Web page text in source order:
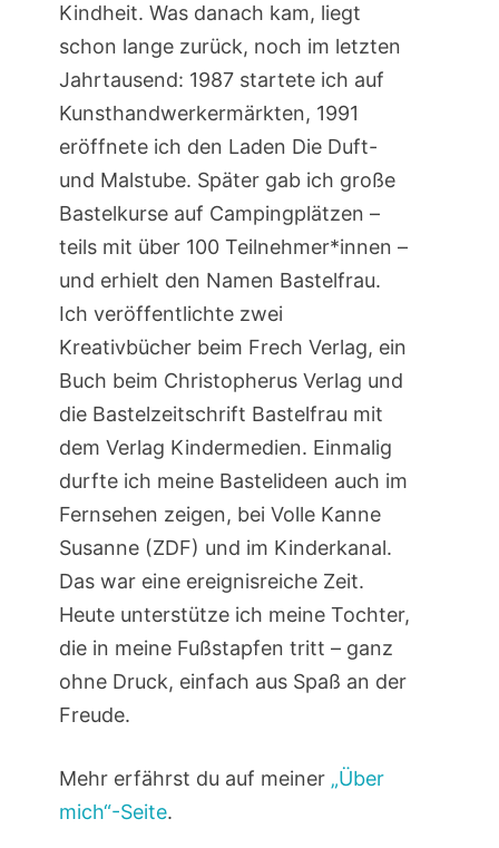
Kindheit. Was danach kam, liegt
schon lange zurück, noch im letzten
Jahrtausend: 1987 startete ich auf
Kunsthandwerkermärkten, 1991
eröffnete ich den Laden Die Duft-
und Malstube. Später gab ich große
Bastelkurse auf Campingplätzen –
teils mit über 100 Teilnehmer*innen –
und erhielt den Namen Bastelfrau.
Ich veröffentlichte zwei
Kreativbücher beim Frech Verlag, ein
Buch beim Christopherus Verlag und
die Bastelzeitschrift Bastelfrau mit
dem Verlag Kindermedien. Einmalig
durfte ich meine Bastelideen auch im
Fernsehen zeigen, bei Volle Kanne
Susanne (ZDF) und im Kinderkanal.
Das war eine ereignisreiche Zeit.
Heute unterstütze ich meine Tochter,
die in meine Fußstapfen tritt – ganz
ohne Druck, einfach aus Spaß an der
Freude.
Mehr erfährst du auf meiner „Über
mich“-Seite.